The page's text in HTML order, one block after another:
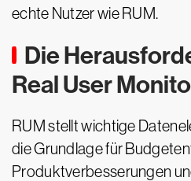
echte Nutzer wie RUM.
Die
Real User
RUM stellt wichtige
die Grundlage für
Produktverbesserungen